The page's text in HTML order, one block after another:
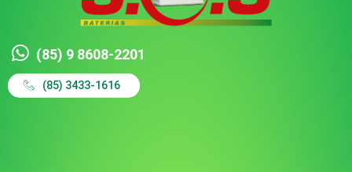
(85) 9 8608-2201
(85) 3433-1616